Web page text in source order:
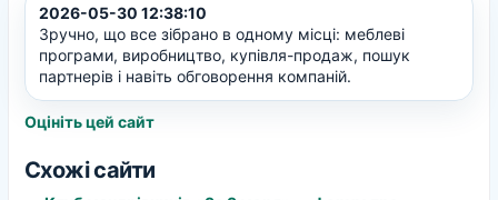
2026-05-30 12:38:10
Зручно, що все зібрано в одному місці: меблеві
програми, виробництво, купівля-продаж, пошук
партнерів і навіть обговорення компаній.
Оцініть цей сайт
Схожі сайти